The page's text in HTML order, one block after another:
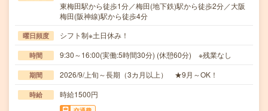
東梅田駅から徒歩1分／梅田(地下鉄)駅から徒歩2分／大阪
梅田(阪神線)駅から徒歩4分
曜日頻度 シフト制※土日休み！
時間 9:30～16:00(実働:5時間30分) (休憩60分) ※残業なし
期間 2026/9/上旬～長期（3カ月以上） ★9月～OK！
時給 時給1500円